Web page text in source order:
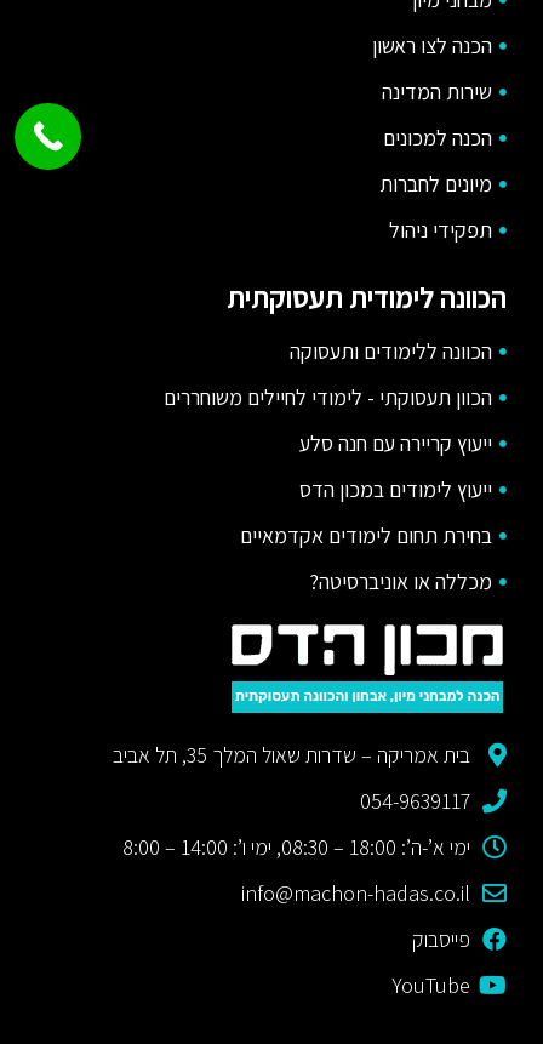
הכנה לצו ראשון
שירות המדינה
הכנה למכונים
מיונים לחברות
תפקידי ניהול
הכוונה לימודית תעסוקתית
הכוונה ללימודים ותעסוקה
הכוון תעסוקתי - לימודי לחיילים משוחררים
ייעוץ קריירה עם חנה סלע
ייעוץ לימודים במכון הדס
בחירת תחום לימודים אקדמאיים
מכללה או אוניברסיטה?
בית אמריקה – שדרות שאול המלך 35, תל אביב
054-9639117
ימי א’-ה’: 18:00 – 08:30, ימי ו’: 14:00 – 8:00
info@machon-hadas.co.il
פייסבוק
YouTube